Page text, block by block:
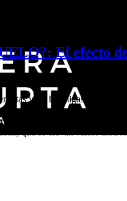
El efecto
y las hormigas en la
demostrado el importante
útil resaltar algunos
que se elevan varios